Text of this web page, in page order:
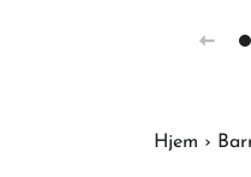
Hjem ›